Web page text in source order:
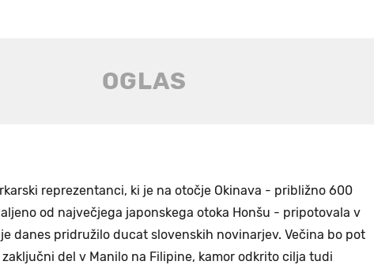
reprezentanci, ki je na otočje Okinava - približno 600
od največjega japonskega otoka Honšu - pripotovala v
danes pridružilo ducat slovenskih novinarjev. Večina bo pot
del v Manilo na Filipine, kamor odkrito cilja tudi